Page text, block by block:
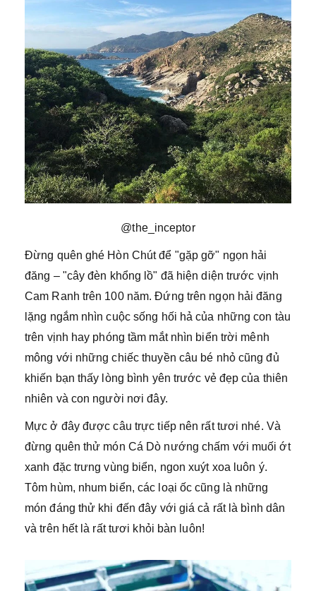
@the_inceptor
Đừng quên ghé Hòn Chút để "gặp gỡ" ngọn hải
đăng – "cây đèn khổng lồ" đã hiện diện trước vịnh
Cam Ranh trên 100 năm. Đứng trên ngọn hải đăng
lặng ngắm nhìn cuộc sống hối hả của những con tàu
trên vịnh hay phóng tầm mắt nhìn biển trời mênh
mông với những chiếc thuyền câu bé nhỏ cũng đủ
khiến bạn thấy lòng bình yên trước vẻ đẹp của thiên
nhiên và con người nơi đây.
Mực ở đây được câu trực tiếp nên rất tươi nhé. Và
đừng quên thử món Cá Dò nướng chấm với muối ớt
xanh đặc trưng vùng biển, ngon xuýt xoa luôn ý.
Tôm hùm, nhum biển, các loại ốc cũng là những
món đáng thử khi đến đây với giá cả rất là bình dân
và trên hết là rất tươi khỏi bàn luôn!